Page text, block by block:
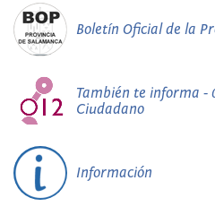
Boletín Oficial de la
También te informa -
Ciudadano
Información